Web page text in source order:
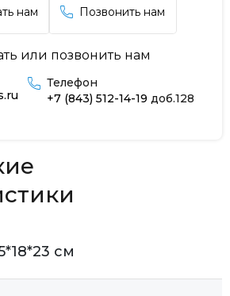
нам Позвонить нам
или позвонить нам
Телефон
+7 (843) 512-14-19 доб.128
см